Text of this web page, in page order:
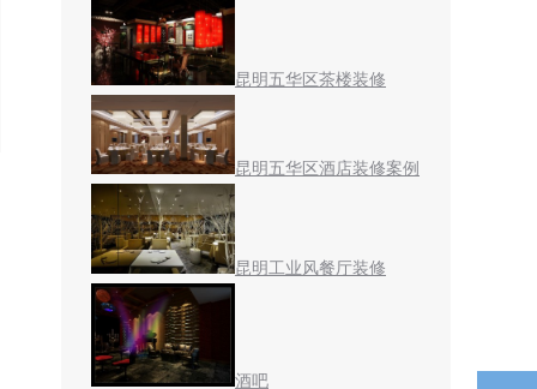
昆明五华区茶楼装修
昆明五华区酒店装修案例
昆明工业风餐厅装修
酒吧